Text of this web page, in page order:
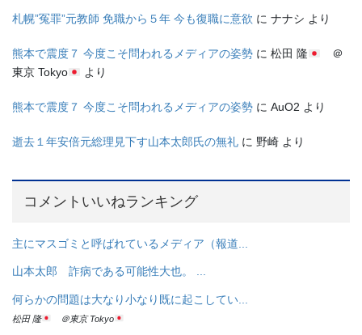
札幌”冤罪”元教師 免職から５年 今も復職に意欲 に ナナシ より
熊本で震度７ 今度こそ問われるメディアの姿勢 に 松田 隆
＠
東京 Tokyo
より
熊本で震度７ 今度こそ問われるメディアの姿勢 に AuO2 より
逝去１年安倍元総理見下す山本太郎氏の無礼 に 野崎 より
コメントいいねランキング
主にマスゴミと呼ばれているメディア（報道...
山本太郎 詐病である可能性大也。 ...
何らかの問題は大なり小なり既に起こしてい...
松田 隆 ＠東京 Tokyo